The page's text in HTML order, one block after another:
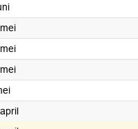
2024
2024
2024
2024
2024
2024